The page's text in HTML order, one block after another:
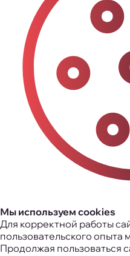
Мы используем cookies
Для корректной работы